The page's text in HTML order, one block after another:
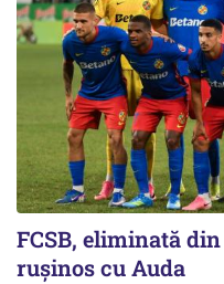
FCSB, eliminată
ruşinos cu Auda